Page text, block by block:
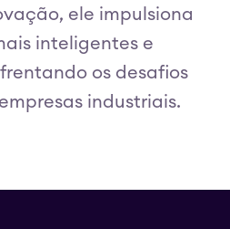
ele impulsiona
inteligentes e
os desafios
industriais.